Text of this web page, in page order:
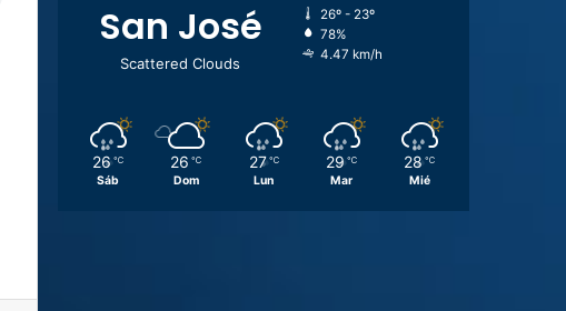
San José
Scattered Clouds
26º - 23º
78%
4.47 km/h
26 ℃
Sáb
26 ℃
Dom
27 ℃
Lun
29 ℃
Mar
28 ℃
Mié